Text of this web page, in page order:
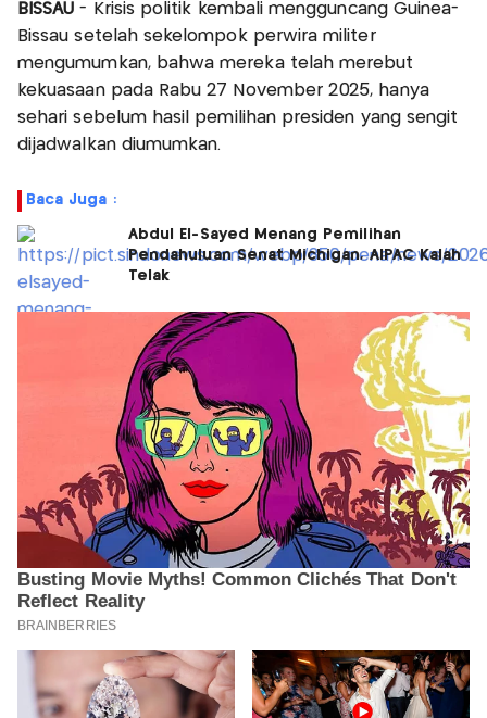
BISSAU - Krisis politik kembali mengguncang Guinea-
Bissau setelah sekelompok perwira militer
mengumumkan, bahwa mereka telah merebut
kekuasaan pada Rabu 27 November 2025, hanya
sehari sebelum hasil pemilihan presiden yang sengit
dijadwalkan diumumkan.
Baca Juga :
Abdul El-Sayed Menang Pemilihan
Pendahuluan Senat Michigan, AIPAC Kalah
Telak